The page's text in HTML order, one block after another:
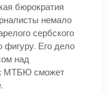
бюрократия
немало
сербского
фигуру. Его дело
над
МТБЮ сможет